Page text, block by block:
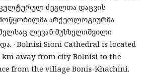
ძეგლთა დაცვის
არქეოლოგიურმა
ლევან მუსხელიშვილი
· Bolnisi Sioni Cathedral is located
away from city Bolnisi to the
from the village Bonis-Khachini.